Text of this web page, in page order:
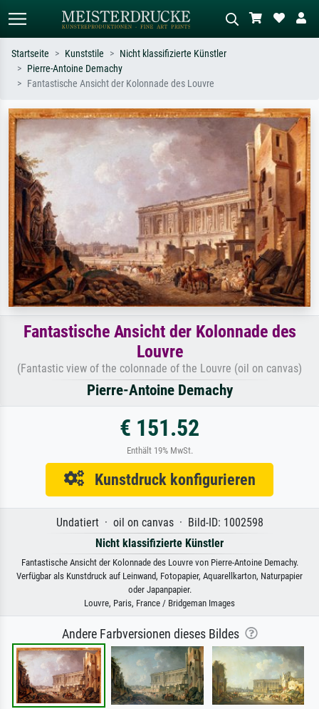
Standardsuche
oder Stilen – z.B. Monet,
Sternennacht, Impressionismus, Welle
Hokusai, Akt.
Wiese, Abstrakt mit viel Rot, Dunkles
Ölgemälde, Stehender Akt neben einem
Baum.
Startseite Kunststile
Nicht klassifizierte Künstler
Pierre-Antoine Demachy
Fantastische Ansicht der Kolonnade des Louvre
Fantastische Ansicht der Kolonnade des
Louvre
(Fantastic view of the colonnade of the Louvre (oil on canvas)
Pierre-Antoine Demachy
€ 151.52
Enthält 19% MwSt.
Kunstdruck konfigurieren
Undatiert · oil on canvas · Bild-ID: 1002598
Nicht klassifizierte Künstler
Fantastische Ansicht der Kolonnade des Louvre von Pierre-Antoine Demachy.
Verfügbar als Kunstdruck auf Leinwand, Fotopapier, Aquarellkarton, Naturpapier
oder Japanpapier.
Louvre, Paris, France / Bridgeman Images
Andere Farbversionen dieses Bildes